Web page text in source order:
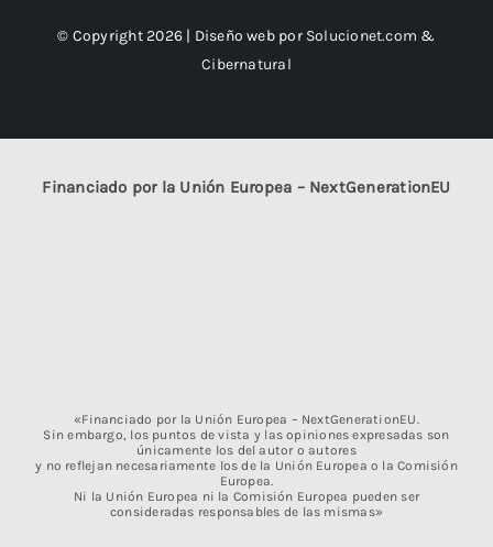
© Copyright 2026 | Diseño web por Solucionet.com &
Cibernatural
Financiado por la Unión Europea – NextGenerationEU
«Financiado por la Unión Europea – NextGenerationEU.
Sin embargo, los puntos de vista y las opiniones expresadas son
únicamente los del autor o autores
y no reflejan necesariamente los de la Unión Europea o la Comisión
Europea.
Ni la Unión Europea ni la Comisión Europea pueden ser
consideradas responsables de las mismas»